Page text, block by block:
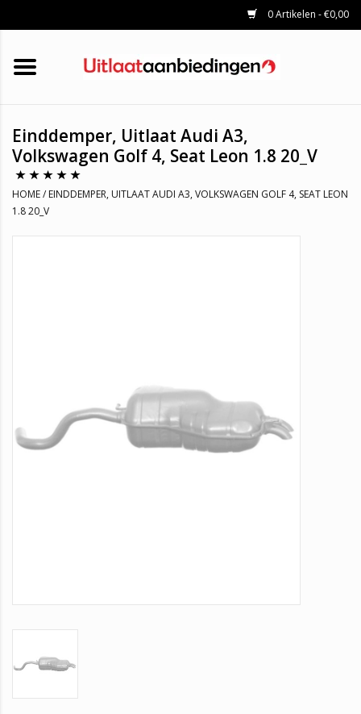
0 Artikelen - €0,00
HOME
KATALYSATOREN
UNIVERSELE UITLAATDELEN
MERKEN
Einddemper, Uitlaat Audi A3,
Volkswagen Golf 4, Seat Leon 1.8 20_V
HOME/ EINDDEMPER, UITLAAT AUDI A3, VOLKSWAGEN GOLF 4, SEAT LEON
1.8 20_V